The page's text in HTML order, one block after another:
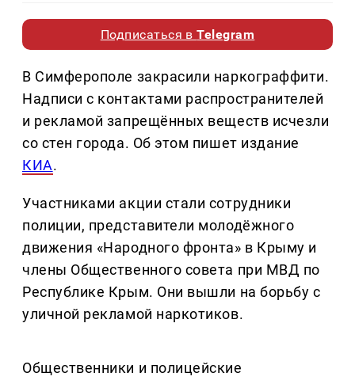
Подписаться вTelegram
В Симферополе закрасили наркограффити.
Надписи с контактами распространителей
и рекламой запрещённых веществ исчезли
со стен города. Об этом пишет издание
КИА.
Участниками акции стали сотрудники
полиции, представители молодёжного
движения «Народного фронта» в Крыму и
члены Общественного совета при МВД по
Республике Крым. Они вышли на борьбу с
уличной рекламой наркотиков.
Общественники и полицейские